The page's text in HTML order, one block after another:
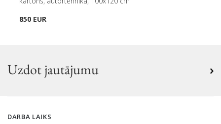
850 EUR
Uzdot jautājumu
DARBA LAIKS